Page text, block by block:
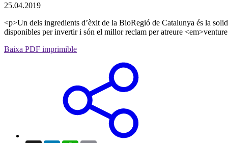
25.04.2019
<p>Un dels ingredients d’èxit de la BioRegió de Catalunya és la
disponibles per invertir i són el millor reclam per atreure
Baixa PDF imprimible